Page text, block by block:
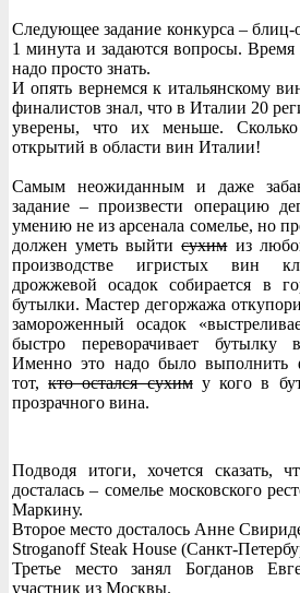
Следующее задание конкурса – блиц-
1 минута и задаются вопросы. Время
надо просто знать.
И опять вернемся к итальянскому
финалистов знал, что в Италии 20
уверены, что их меньше.
открытий в области вин Италии!
Самым неожиданным и даже
задание – произвести операцию
умению не из арсенала сомелье, но
должен уметь выйтисухимиз
производстве игристых вин
дрожжевой осадок собирается в
бутылки. Мастер дегоржажа
замороженный осадок
быстро переворачивает бутылку
Именно это надо было выполнить
тот,кто остался сухиму кого в
прозрачного вина.
Подводя итоги, хочется сказать,
досталась – сомелье московского
Маркину.
Второе место досталось Анне
Stroganoff Steak House (Санкт-
Третье место занял Богданов
участник из Москвы.